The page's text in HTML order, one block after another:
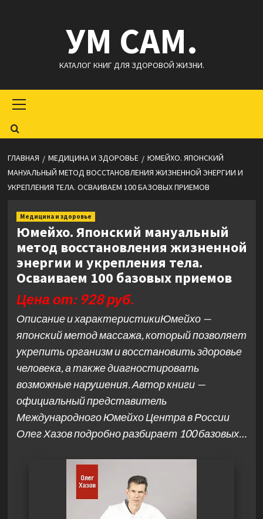
УМ САМ.
КАТАЛОГ КНИГ ДЛЯ ЗДОРОВОЙ ЖИЗНИ.
меню
ГЛАВНАЯ МЕДИЦИНА И ЗДОРОВЬЕ
ЮМЕЙХО. ЯПОНСКИЙ
МАНУАЛЬНЫЙ МЕТОД ВОССТАНОВЛЕНИЯ ЖИЗНЕННОЙ ЭНЕРГИИ И
УКРЕПЛЕНИЯ ТЕЛА. ОСВАИВАЕМ 100 БАЗОВЫХ ПРИЕМОВ
Медицина и здоровье
Юмейхо. Японский мануальный
метод восстановления жизненной
энергии и укрепления тела.
Осваиваем 100 базовых приемов
Цена от: 928 руб.
Описание и характеристикиЮмейхо —
японский метод массажа, который позволяет
укрепить организм и восстановить здоровье
человека, а также диагностировать
возможные нарушения. Автор книги —
официальный представитель
Международного Юмейхо Центра в России
Олег Хазов подробно разбирает 100 базовых…